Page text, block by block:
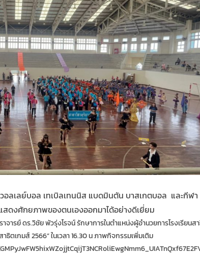
ลเลย์บอล เทเบิลเทนนิส แบดมินตัน บาสเกตบอล และกีฬา
สดงศักยภาพของตนเองออกมาได้อย่างดีเยี่ยม
ารย์ ดร.วิชัย พัวรุ่งโรจน์ รักษาการในตำแหน่งผู้อำนวยการโรงเรียนส
ตเกมส์ 2566” ในเวลา 16.30 น ภาพกิจกรรมเพิ่มเติม